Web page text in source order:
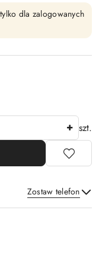
dla zalogowanych
szt.
Zostaw telefon